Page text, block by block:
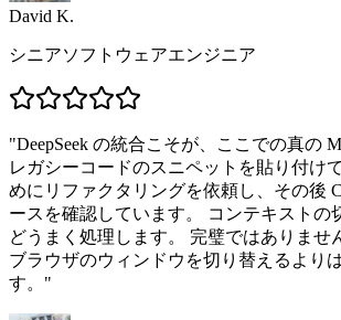
David K.
シニアソフトウェアエンジニア
"DeepSeek の統合こそが、ここでの真の
レガシーコードのスニペットを貼り付け
めにリファクタリングを依頼し、その後
ースを確認しています。 コンテキストの
どうまく処理します。 完璧ではありませ
ブラウザのウィンドウを切り替えるより
す。 "